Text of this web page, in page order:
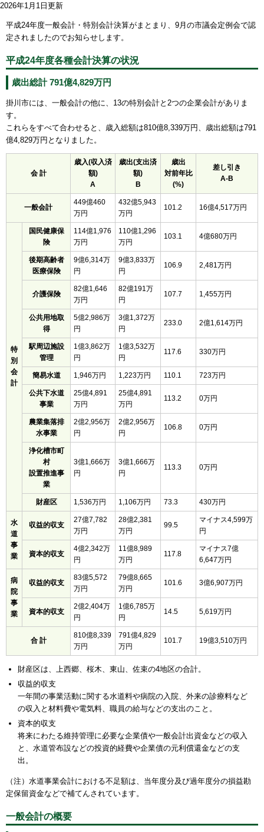
2026年1月1日更新
平成24年度一般会計・特別会計決算がまとまり、9月の市議会定例会で認
定されましたのでお知らせします。
平成24年度各種会計決算の状況
歳出総計 791億4,829万円
掛川市には、一般会計の他に、13の特別会計と2つの企業会計がありま
す。
これらをすべて合わせると、歳入総額は810億8,339万円、歳出総額は791
億4,829万円となりました。
会 計
歳入(収入済
額)
A
歳出(支出済
額)
B
歳出
対前年比
(%)
差し引き
A-B
一般会計
449億460
万円
432億5,943
万円
101.2 16億4,517万円
特
別
会
計
国民健康保
険
114億1,976
万円
110億1,296
万円
103.1 4億680万円
後期高齢者
医療保険
9億6,314万
円
9億3,833万
円
106.9 2,481万円
介護保険
82億1,646
万円
82億191万
円
107.7 1,455万円
公共用地取
得
5億2,986万
円
3億1,372万
円
233.0 2億1,614万円
駅周辺施設
管理
1億3,862万
円
1億3,532万
円
117.6 330万円
簡易水道 1,946万円 1,223万円 110.1 723万円
公共下水道
事業
25億4,891
万円
25億4,891
万円
113.2 0万円
農業集落排
水事業
2億2,956万
円
2億2,956万
円
106.8 0万円
浄化槽市町
村
設置推進事
業
3億1,666万
円
3億1,666万
円
113.3 0万円
財産区 1,536万円 1,106万円 73.3 430万円
水
道
事
業
収益的収支
27億7,782
万円
28億2,381
万円
99.5
マイナス4,599万
円
資本的収支
4億2,342万
円
11億8,989
万円
117.8
マイナス7億
6,647万円
病
院
事
業
収益的収支
83億5,572
万円
79億8,665
万円
101.6 3億6,907万円
資本的収支
2億2,404万
円
1億6,785万
円
14.5 5,619万円
合 計
810億8,339
万円
791億4,829
万円
101.7 19億3,510万円
財産区は、上西郷、桜木、東山、佐束の4地区の合計。
収益的収支
一年間の事業活動に関する水道料や病院の入院、外来の診療料など
の収入と材料費や電気料、職員の給与などの支出のこと。
資本的収支
将来にわたる維持管理に必要な企業債や一般会計出資金などの収入
と、水道管布設などの投資的経費や企業債の元利償還金などの支
出。
（注）水道事業会計における不足額は、当年度分及び過年度分の損益勘
定保留資金などで補てんされています。
一般会計の概要